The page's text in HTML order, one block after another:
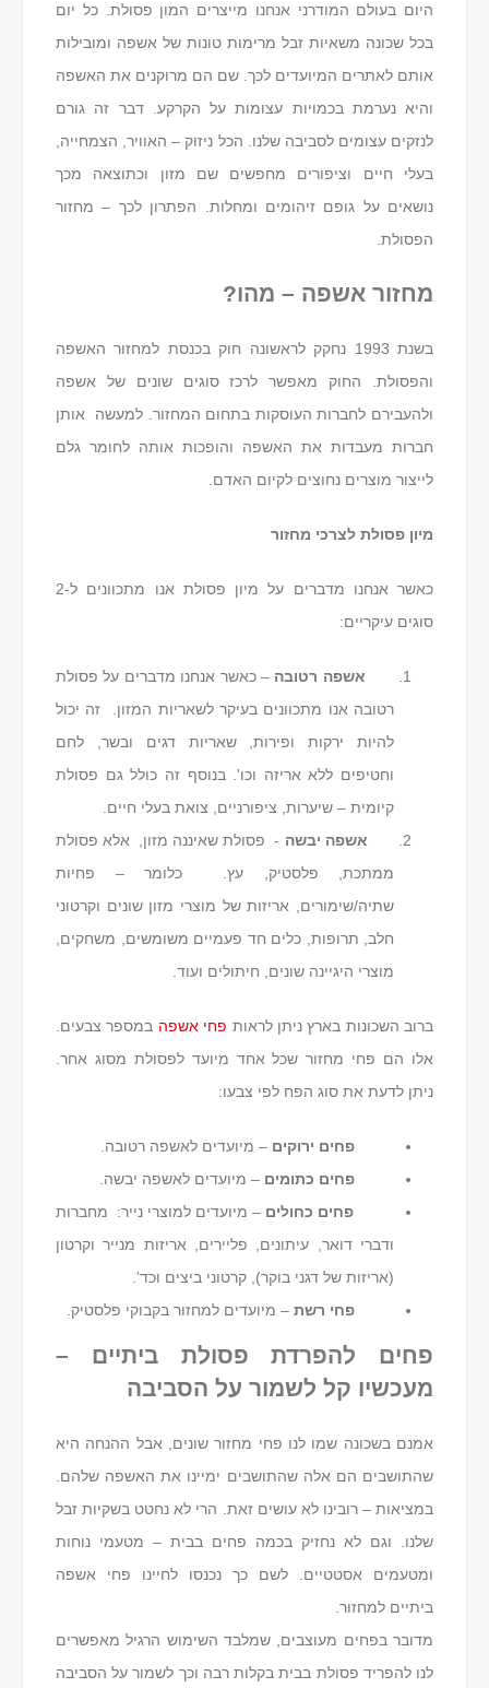
היום בעולם המודרני אנחנו מייצרים המון פסולת. כל יום
בכל שכונה משאיות זבל מרימות טונות של אשפה ומובילות
אותם לאתרים המיועדים לכך. שם הם מרוקנים את האשפה
והיא נערמת בכמויות עצומות על הקרקע. דבר זה גורם
לנזקים עצומים לסביבה שלנו. הכל ניזוק – האוויר, הצמחייה,
בעלי חיים וציפורים מחפשים שם מזון וכתוצאה מכך
נושאים על גופם זיהומים ומחלות. הפתרון לכך – מחזור
הפסולת.
מחזור אשפה – מהו?
בשנת 1993 נחקק לראשונה חוק בכנסת למחזור האשפה
והפסולת. החוק מאפשר לרכז סוגים שונים של אשפה
ולהעבירם לחברות העוסקות בתחום המחזור. למעשה אותן
חברות מעבדות את האשפה והופכות אותה לחומר גלם
לייצור מוצרים נחוצים לקיום האדם.
מיון פסולת לצרכי מחזור
כאשר אנחנו מדברים על מיון פסולת אנו מתכוונים ל-2
סוגים עיקריים:
אשפה רטובה – כאשר אנחנו מדברים על פסולת
רטובה אנו מתכוונים בעיקר לשאריות המזון. זה יכול
להיות ירקות ופירות, שאריות דגים ובשר, לחם
וחטיפים ללא אריזה וכו'. בנוסף זה כולל גם פסולת
קיומית – שיערות, ציפורניים, צואת בעלי חיים.
אשפה יבשה - פסולת שאיננה מזון, אלא פסולת
ממתכת, פלסטיק, עץ. כלומר – פחיות
שתיה/שימורים, אריזות של מוצרי מזון שונים וקרטוני
חלב, תרופות, כלים חד פעמיים משומשים, משחקים,
מוצרי היגיינה שונים, חיתולים ועוד.
ברוב השכונות בארץ ניתן לראות פחי אשפה במספר צבעים.
אלו הם פחי מחזור שכל אחד מיועד לפסולת מסוג אחר.
ניתן לדעת את סוג הפח לפי צבעו:
פחים ירוקים – מיועדים לאשפה רטובה.
פחים כתומים – מיועדים לאשפה יבשה.
פחים כחולים – מיועדים למוצרי נייר: מחברות
ודברי דואר, עיתונים, פליירים, אריזות מנייר וקרטון
(אריזות של דגני בוקר), קרטוני ביצים וכד'.
פחי רשת – מיועדים למחזור בקבוקי פלסטיק.
פחים להפרדת פסולת ביתיים –
מעכשיו קל לשמור על הסביבה
אמנם בשכונה שמו לנו פחי מחזור שונים, אבל ההנחה היא
שהתושבים הם אלה שהתושבים ימיינו את האשפה שלהם.
במציאות – רובינו לא עושים זאת. הרי לא נחטט בשקיות זבל
שלנו. וגם לא נחזיק בכמה פחים בבית – מטעמי נוחות
ומטעמים אסטטיים. לשם כך נכנסו לחיינו פחי אשפה
ביתיים למחזור.
מדובר בפחים מעוצבים, שמלבד השימוש הרגיל מאפשרים
לנו להפריד פסולת בבית בקלות רבה וכך לשמור על הסביבה